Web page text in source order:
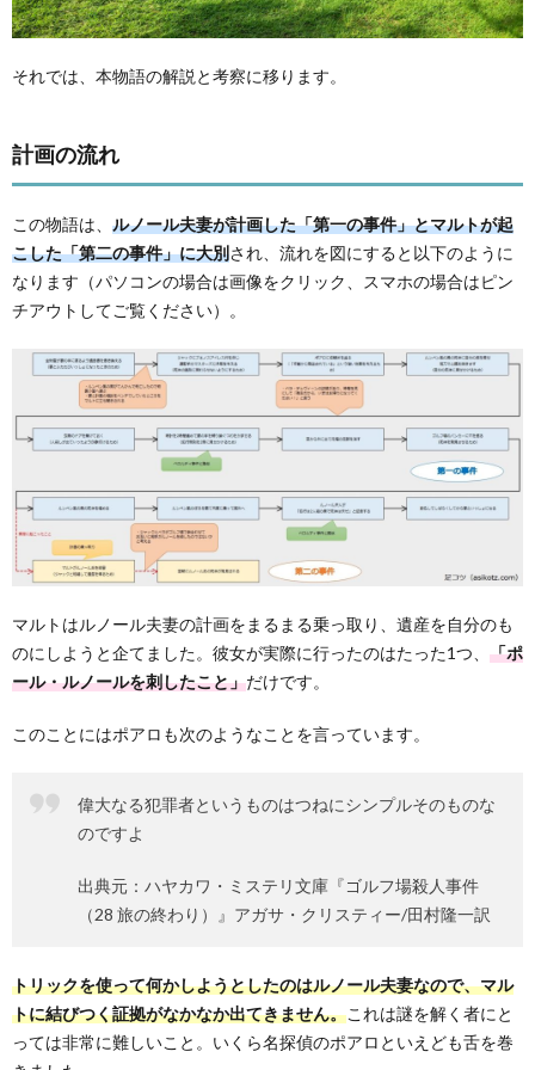
それでは、本物語の解説と考察に移ります。
計画の流れ
この物語は、 ルノール夫妻が計画した「第一の事件」とマルトが起
こした「第二の事件」に大別され、流れを図にすると以下のように
なります（パソコンの場合は画像をクリック、スマホの場合はピン
チアウトしてご覧ください）。
マルトはルノール夫妻の計画をまるまる乗っ取り、遺産を自分のも
のにしようと企てました。彼女が実際に行ったのはたった1つ、 「ポ
ール・ルノールを刺したこと」だけです。
このことにはポアロも次のようなことを言っています。
偉大なる犯罪者というものはつねにシンプルそのものな
のですよ
出典元：ハヤカワ・ミステリ文庫『ゴルフ場殺人事件
（28 旅の終わり）』アガサ・クリスティー/田村隆一訳
トリックを使って何かしようとしたのはルノール夫妻なので、マル
トに結びつく証拠がなかなか出てきません。これは謎を解く者にと
っては非常に難しいこと。いくら名探偵のポアロといえども舌を巻